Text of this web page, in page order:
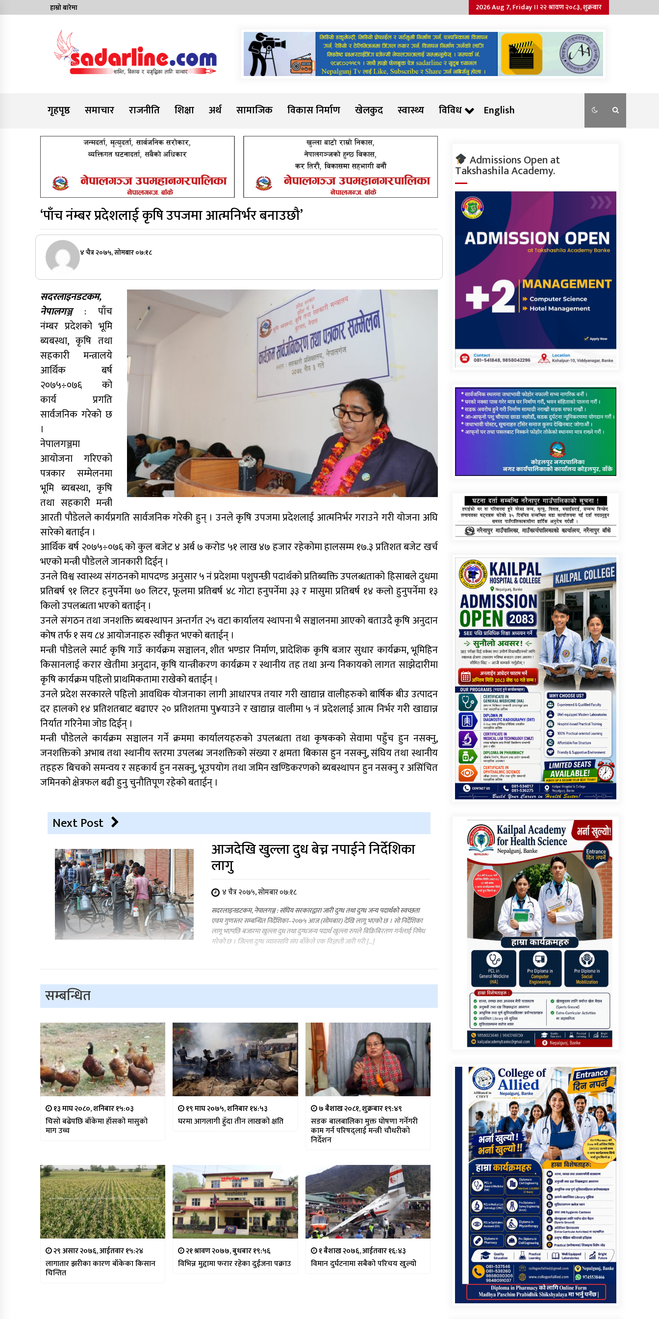
to
हाम्रो बारेमा 2026 Aug 7, Friday ।। २२ श्रावण २०८३, शुक्रबार
Sadarline
गृहपृष्ठ
समाचार राजनीति शिक्षा अर्थ सामाजिक विकास निर्माण खेलकुद स्वास्थ्य विविध English
‘पाँच नंम्बर प्रदेशलाई कृषि उपजमा आत्मनिर्भर बनाउछौ’
४ चैत्र २०७५, सोमबार ०७:१८
सदरलाइनडटकम,
नेपालगञ्ज: पाँच
नंम्बर प्रदेशको भूमि
ब्यबस्था, कृषि तथा
सहकारी मन्त्रालये
आर्थिक बर्ष
२०७५÷०७६ को
कार्य प्रगति
सार्वजनिक गरेको छ
।
नेपालगञ्जमा
आयोजना गरिएको
पत्रकार सम्मेलनमा
भूमि ब्यबस्था, कृषि
तथा सहकारी मन्त्री
आरती पौडेलले कार्यप्रगति सार्वजनिक गरेकी हुन् । उनले कृषि उपजमा प्रदेशलाई आत्मनिर्भर गराउने गरी योजना अघि
सारेको बताईन ।
आर्थिक बर्ष २०७५÷०७६ को कुल बजेट ४ अर्ब ७ करोड ५१ लाख ४७ हजार रहेकोमा हालसम्म १७.३ प्रतिशत बजेट खर्च
भएको मन्त्री पौडेलले जानकारी दिईन् ।
उनले विश्व स्वास्थ्य संगठनको मापदण्ड अनुसार ५ नं प्रदेशमा पशुपन्छी पदार्थको प्रतिब्यक्ति उपलब्धताको हिसाबले दुधमा
प्रतिबर्ष ९१ लिटर हनुपर्नेमा ७० लिटर, फूलमा प्रतिबर्ष ४८ गोटा हनुपर्नेमा ३३ र मासुमा प्रतिबर्ष १४ कलो हुनुपर्नेमा १३
किलो उपलब्धता भएको बताईन् ।
उनले संगठन तथा जनशक्ति ब्यबस्थापन अन्तर्गत २५ वटा कार्यालय स्थापना भै सञ्चालनमा आएको बताउदै कृषि अनुदान
कोष तर्फ १ सय ८४ आयोजनाहरु स्वीकृत भएको बताईन् ।
मन्त्री पौडेलले स्मार्ट कृषि गाउँ कार्यक्रम सञ्चालन, शीत भण्डार निर्माण, प्रादेशिक कृषि बजार सुधार कार्यक्रम, भूमिहिन
किसानलाई करार खेतीमा अनुदान, कृषि यान्त्रीकरण कार्यक्रम र स्थानीय तह तथा अन्य निकायको लागत साझेदारीमा
कृषि कार्यक्रम पहिलो प्राथमिकतामा राखेको बताईन् ।
उनले प्रदेश सरकारले पहिलो आवधिक योजनाका लागी आधारपत्र तयार गरी खाद्यान्न वालीहरुको बार्षिक बीउ उत्पादन
दर हालको १४ प्रतिशतबाट बढाएर २० प्रतिशतमा पु¥याउने र खाद्यान्न वालीमा ५ नं प्रदेशलाई आत्म निर्भर गरी खाद्यान्न
निर्यात गरिनेमा जोड दिईन् ।
मन्त्री पौडेलले कार्यक्रम सञ्चालन गर्ने क्रममा कार्यालयहरुको उपलब्धता तथा कृषकको सेवामा पहुँच हुन नसक्नु,
जनशक्तिको अभाब तथा स्थानीय स्तरमा उपलब्ध जनशक्तिको संख्या र क्षमता बिकास हुन नसक्नु, संघिय तथा स्थानीय
तहहरु बिचको समन्वय र सहकार्य हुन नसक्नु, भूउपयोग तथा जमिन खण्डिकरणको ब्यबस्थापन हुन नसक्नु र असिंचित
जमिनको क्षेत्रफल बढी हुनु चुनौतिपूण रहेको बताईन् ।
Next Post
आजदेखि खुल्ला दुध बेच्न नपाईने निर्देशिका
लागु
४ चैत्र २०७५, सोमबार ०७:१८
सदरलाइनडटकम, नेपालगञ्ज : संघिय सरकारद्वारा जारी दुग्ध तथा दुग्ध जन्य पदार्थको स्वच्छता
एवम गुणस्तर सम्बन्धित निर्देशिका–२०७५ आज (सोमबार) देखि लागू भएको छ । सो निर्देशिका
लागू भएपछि बजारमा खुल्ला दुध तथा दुग्धजन्य पदार्थ खुल्ला रुपले बिक्रिबिरतण गर्नलाई निषेध
गरेको छ । जिल्ला दुग्ध व्यावसायि संघ बाँकेले एक विज्ञप्ती जारी गरी […]
सम्बन्धित
१३ माघ २०८०, शनिबार १५:०३
चिसो बढेपछि बाँकेमा हाँसको मासुको
माग उच्च
१९ माघ २०७५, शनिबार १४:५३
घरमा आगलागी हुँदा तीन लाखको क्षति
७ बैशाख २०८१, शुक्रबार १९:४९
सडक बालबालिका मुक्त घोषणा गर्नेगरी
काम गर्न परिषद्लाई मन्त्री चौधरीको
निर्देशन
२९ असार २०७६, आईतवार १५:२४
लागातार झरीका कारण बाँकेका किसान
चिन्तित
२१ श्रावण २०७७, बुधबार १९:५६
विभिन्न मुद्दामा फरार रहेका दुईजना पक्राउ
१ बैशाख २०७६, आईतवार १६:४३
विमान दुर्घटनामा सबैको परिचय खुल्यो
Admissions Open at
Takshashila Academy.